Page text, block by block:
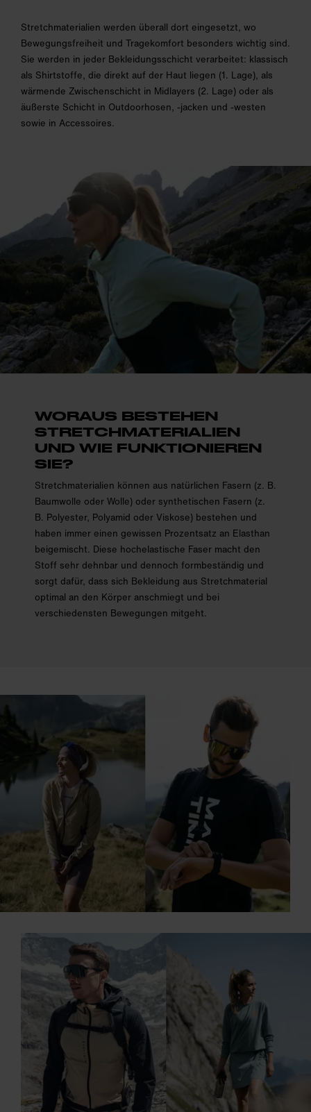
Stretchmaterialien werden überall dort eingesetzt, wo
Bewegungsfreiheit und Tragekomfort besonders wichtig sind.
Sie werden in jeder Bekleidungsschicht verarbeitet: klassisch
als Shirtstoffe, die direkt auf der Haut liegen (1. Lage), als
wärmende Zwischenschicht in Midlayers (2. Lage) oder als
äußerste Schicht in Outdoorhosen, -jacken und -westen
sowie in Accessoires.
WORAUS BESTEHEN
STRETCH­MATERIALIEN
UND WIE FUNKTIONIEREN
SIE?
Stretchmaterialien können aus natürlichen Fasern (z. B.
Baumwolle oder Wolle) oder synthetischen Fasern (z.
B. Polyester, Polyamid oder Viskose) bestehen und
haben immer einen gewissen Prozentsatz an Elasthan
beigemischt. Diese hochelastische Faser macht den
Stoff sehr dehnbar und dennoch formbeständig und
sorgt dafür, dass sich Bekleidung aus Stretchmaterial
optimal an den Körper anschmiegt und bei
verschiedensten Bewegungen mitgeht.